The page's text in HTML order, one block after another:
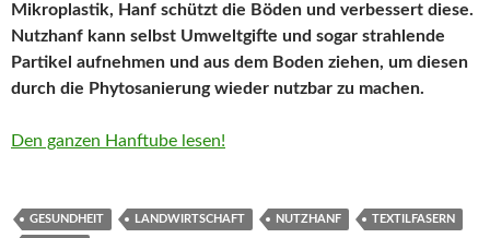
Mikroplastik, Hanf schützt die Böden und verbessert diese.
Nutzhanf kann selbst Umweltgifte und sogar strahlende
Partikel aufnehmen und aus dem Boden ziehen, um diesen
durch die Phytosanierung wieder nutzbar zu machen.
Den ganzen Hanftube lesen!
GESUNDHEIT LANDWIRTSCHAFT NUTZHANF TEXTILFASERN